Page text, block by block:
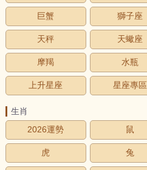
巨蟹 獅子座
天秤 天蠍座
摩羯 水瓶
上升星座 星座專區
生肖
2026運勢
鼠
虎 兔